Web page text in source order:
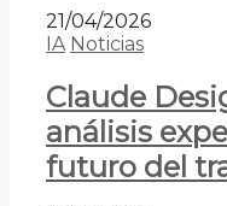
21/04/2026
IA Noticias
Claude
análisis
futuro del